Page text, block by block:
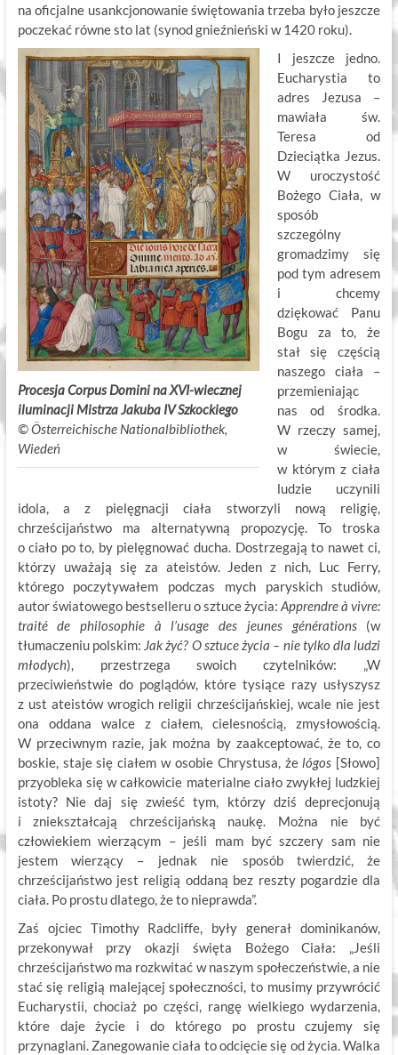
na oficjalne usankcjonowanie świętowania trzeba było jeszcze
poczekać równe sto lat (synod gnieźnieński w 1420 roku).
Procesja Corpus Domini na XVI-wiecznej
iluminacji Mistrza Jakuba IV Szkockiego
©.Österreichische Nationalbibliothek,
Wiedeń
I jeszcze jedno.
Eucharystia to
adres Jezusa –
mawiała św.
Teresa od
Dzieciątka Jezus.
W uroczystość
Bożego Ciała, w
sposób
szczególny
gromadzimy się
pod tym adresem
i chcemy
dziękować Panu
Bogu za to, że
stał się częścią
naszego ciała –
przemieniając
nas od środka.
W rzeczy samej,
w świecie,
w którym z ciała
ludzie uczynili
idola, a z pielęgnacji ciała stworzyli nową religię,
chrześcijaństwo ma alternatywną propozycję. To troska
o ciało po to, by pielęgnować ducha. Dostrzegają to nawet ci,
którzy uważają się za ateistów. Jeden z nich, Luc Ferry,
którego poczytywałem podczas mych paryskich studiów,
autor światowego bestselleru o sztuce życia:Apprendre à vivre:
traité de philosophie à l’usage des jeunes générations(w
tłumaczeniu polskim: Jak żyć? O sztuce życia – nie tylko dla ludzi
młodych), przestrzega swoich czytelników: „W
przeciwieństwie do poglądów, które tysiące razy usłyszysz
z ust ateistów wrogich religii chrześcijańskiej, wcale nie jest
ona oddana walce z ciałem, cielesnością, zmysłowością.
W przeciwnym razie, jak można by zaakceptować, że to, co
boskie, staje się ciałem w osobie Chrystusa, żelógos [Słowo]
przyobleka się w całkowicie materialne ciało zwykłej ludzkiej
istoty? Nie daj się zwieść tym, którzy dziś deprecjonują
i zniekształcają chrześcijańską naukę. Można nie być
człowiekiem wierzącym – jeśli mam być szczery sam nie
jestem wierzący – jednak nie sposób twierdzić, że
chrześcijaństwo jest religią oddaną bez reszty pogardzie dla
ciała. Po prostu dlatego, że to nieprawda”.
Zaś ojciec Timothy Radcliffe, były generał dominikanów,
przekonywał przy okazji święta Bożego Ciała: „Jeśli
chrześcijaństwo ma rozkwitać w naszym społeczeństwie, a nie
stać się religią malejącej społeczności, to musimy przywrócić
Eucharystii, chociaż po części, rangę wielkiego wydarzenia,
które daje życie i do którego po prostu czujemy się
przynaglani. Zanegowanie ciała to odcięcie się od życia. Walka